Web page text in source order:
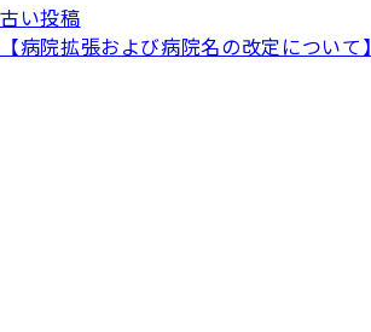
古い投稿
【病院拡張および病院名の改定について】